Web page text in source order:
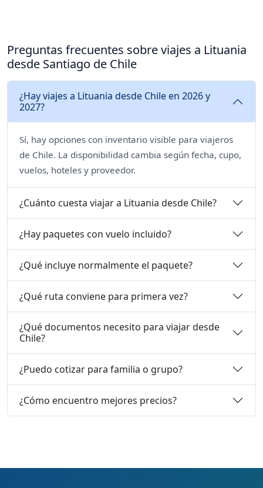
Preguntas frecuentes sobre viajes a Lituania
desde Santiago de Chile
¿Hay viajes a Lituania desde Chile en 2026 y
2027?
Sí, hay opciones con inventario visible para viajeros
de Chile. La disponibilidad cambia según fecha, cupo,
vuelos, hoteles y proveedor.
¿Cuánto cuesta viajar a Lituania desde Chile?
¿Hay paquetes con vuelo incluido?
¿Qué incluye normalmente el paquete?
¿Qué ruta conviene para primera vez?
¿Qué documentos necesito para viajar desde
Chile?
¿Puedo cotizar para familia o grupo?
¿Cómo encuentro mejores precios?